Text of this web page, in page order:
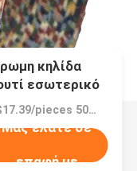
κηλίδα
εσωτερικό
2500 * 640mm
Τιμή：$17.39/pieces 50-499 pieces
Μας ελάτε σε
επαφή με